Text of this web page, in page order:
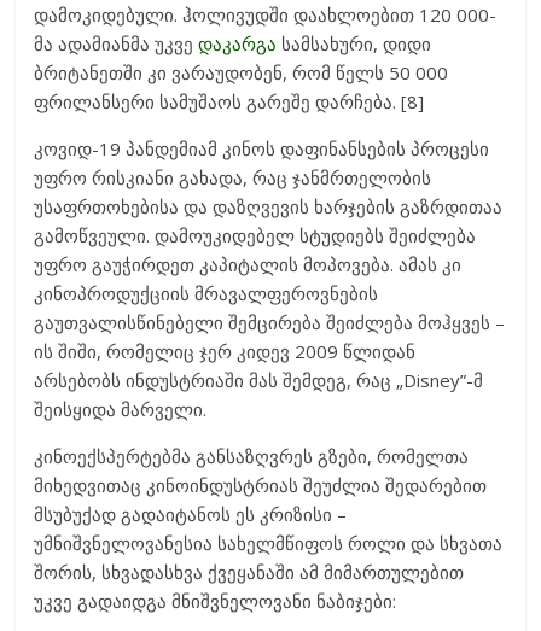
დამოკიდებული. ჰოლივუდში დაახლოებით 120 000-
მა ადამიანმა უკვე დაკარგა სამსახური, დიდი
ბრიტანეთში კი ვარაუდობენ, რომ წელს 50 000
ფრილანსერი სამუშაოს გარეშე დარჩება. [8]
კოვიდ-19 პანდემიამ კინოს დაფინანსების პროცესი
უფრო რისკიანი გახადა, რაც ჯანმრთელობის
უსაფრთოხებისა და დაზღვევის ხარჯების გაზრდითაა
გამოწვეული. დამოუკიდებელ სტუდიებს შეიძლება
უფრო გაუჭირდეთ კაპიტალის მოპოვება. ამას კი
კინოპროდუქციის მრავალფეროვნების
გაუთვალისწინებელი შემცირება შეიძლება მოჰყვეს –
ის შიში, რომელიც ჯერ კიდევ 2009 წლიდან
არსებობს ინდუსტრიაში მას შემდეგ, რაც „Disney”-მ
შეისყიდა მარველი.
კინოექსპერტებმა განსაზღვრეს გზები, რომელთა
მიხედვითაც კინოინდუსტრიას შეუძლია შედარებით
მსუბუქად გადაიტანოს ეს კრიზისი –
უმნიშვნელოვანესია სახელმწიფოს როლი და სხვათა
შორის, სხვადასხვა ქვეყანაში ამ მიმართულებით
უკვე გადაიდგა მნიშვნელოვანი ნაბიჯები: